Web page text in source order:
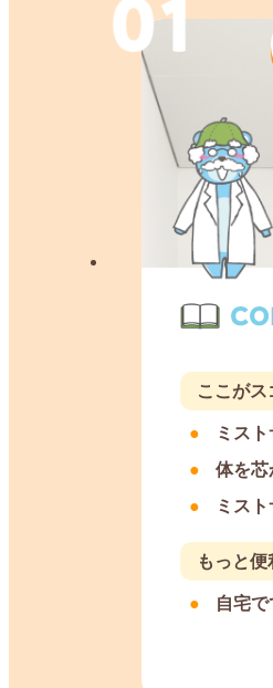
ここがス
ミス
体を芯
ミス
もっと
自宅で